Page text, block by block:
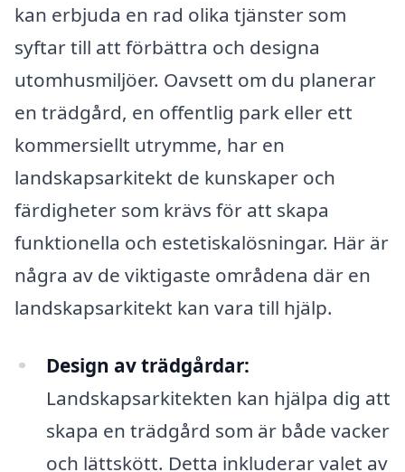
kan erbjuda en rad olika tjänster som
syftar till att förbättra och designa
utomhusmiljöer. Oavsett om du planerar
en trädgård, en offentlig park eller ett
kommersiellt utrymme, har en
landskapsarkitekt de kunskaper och
färdigheter som krävs för att skapa
funktionella och estetiskalösningar. Här är
några av de viktigaste områdena där en
landskapsarkitekt kan vara till hjälp.
Design av trädgårdar:
Landskapsarkitekten kan hjälpa dig att
skapa en trädgård som är både vacker
och lättskött. Detta inkluderar valet av